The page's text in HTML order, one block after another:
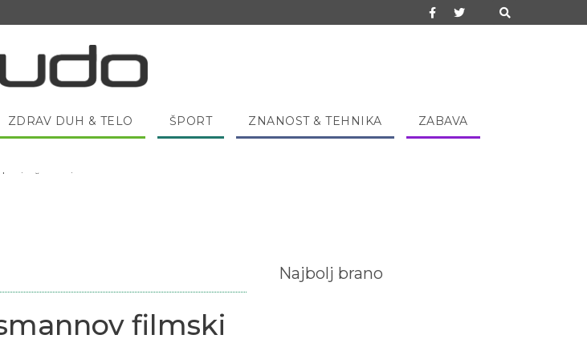
ZDRAV DUH & TELO ŠPORT ZNANOST & TEHNIKA ZABAVA
žlico medu?
filmski
Najbolj brano